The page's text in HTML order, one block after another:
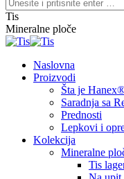
Tis
Mineralne ploče
Naslovna
Proizvodi
Šta je
Saradnja sa
Prednosti
Lepkovi i
Kolekcija
Mineralne
Tis